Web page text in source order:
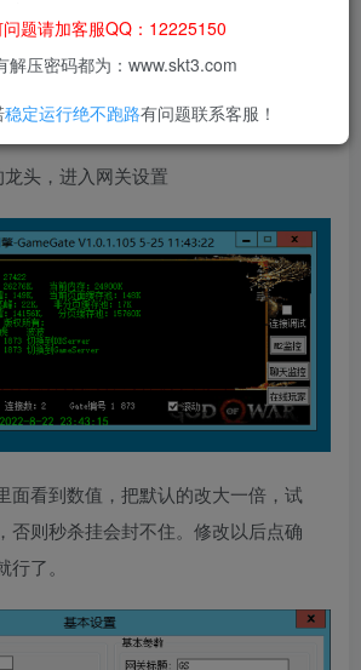
头，进入网关设置
面看到数值，把默认的改大一倍，试
否则秒杀挂会封不住。修改以后点确
了。
题请加客服QQ：12225150
解压密码都为：www.skt3.com
稳定运行绝不跑路有问题联系客服！